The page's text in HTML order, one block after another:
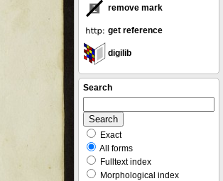
remove mark
get reference
digilib
Search
Exact
All forms
Fulltext index
Morphological index